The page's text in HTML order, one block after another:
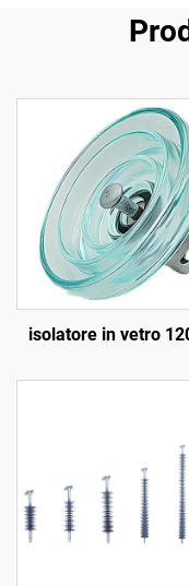
isolatore in vetro